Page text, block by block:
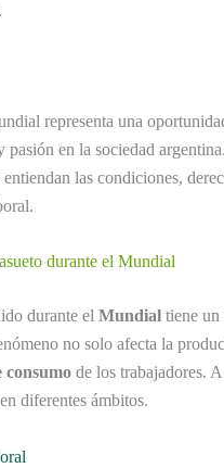
representa una
en la sociedad
las condiciones,
durante el Mundial
durante el Mundial tiene
no solo afecta la
consumo de los trabajadores.
diferentes ámbitos.